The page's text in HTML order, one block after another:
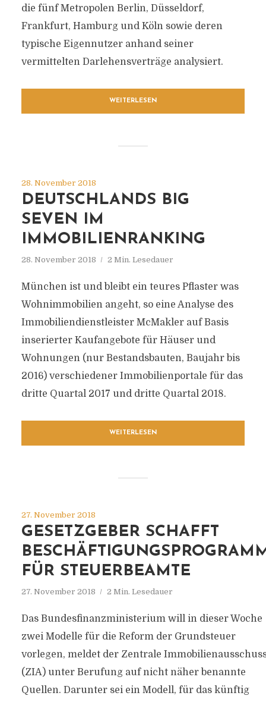
die fünf Metropolen Berlin, Düsseldorf,
Frankfurt, Hamburg und Köln sowie deren
typische Eigennutzer anhand seiner
vermittelten Darlehensverträge analysiert.
WEITERLESEN
28. November 2018
DEUTSCHLANDS BIG
SEVEN IM
IMMOBILIENRANKING
28. November 2018 2 Min. Lesedauer
München ist und bleibt ein teures Pflaster was
Wohnimmobilien angeht, so eine Analyse des
Immobiliendienstleister McMakler auf Basis
inserierter Kaufangebote für Häuser und
Wohnungen (nur Bestandsbauten, Baujahr bis
2016) verschiedener Immobilienportale für das
dritte Quartal 2017 und dritte Quartal 2018.
WEITERLESEN
27. November 2018
GESETZGEBER SCHAFFT
FÜR STEUERBEAMTE
27. November 2018 2 Min. Lesedauer
Das Bundesfinanzministerium will in dieser Woche
zwei Modelle für die Reform der Grundsteuer
vorlegen, meldet der Zentrale
(ZIA) unter Berufung auf nicht näher benannte
Quellen. Darunter sei ein Modell, für das künftig